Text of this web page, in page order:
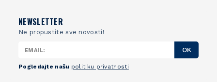
NEWSLETTER
Ne propustite sve novosti!
OK
Pogledajte našu politiku privatnosti